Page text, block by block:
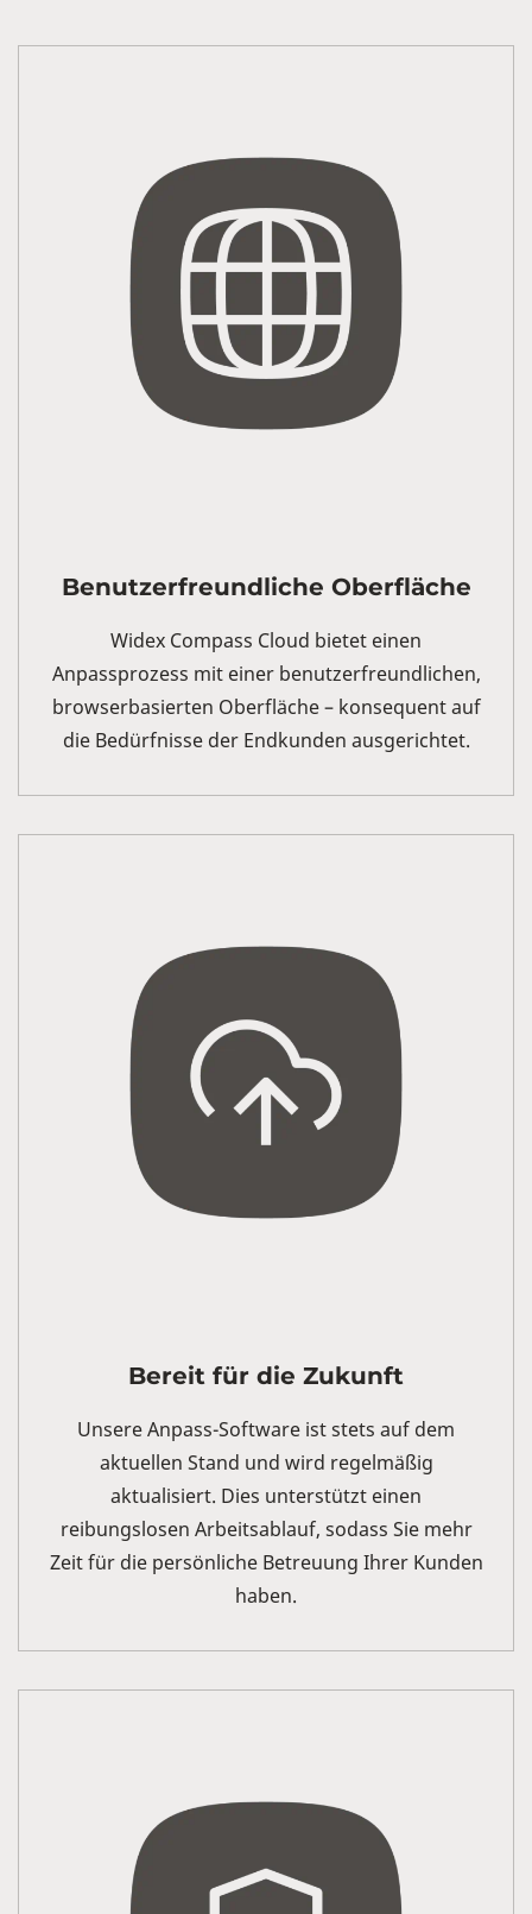
Benutzerfreundliche Oberfläche
Widex Compass Cloud bietet einen
Anpassprozess mit einer benutzerfreundlichen,
browserbasierten Oberfläche – konsequent auf
die Bedürfnisse der Endkunden ausgerichtet.
Bereit für die Zukunft
Unsere Anpass-Software ist stets auf dem
aktuellen Stand und wird regelmäßig
aktualisiert. Dies unterstützt einen
reibungslosen Arbeitsablauf, sodass Sie mehr
Zeit für die persönliche Betreuung Ihrer Kunden
haben.